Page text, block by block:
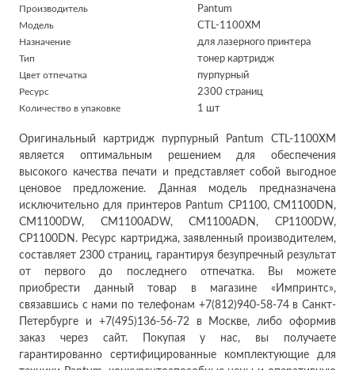
Pantum
Производитель
CTL-1100XM
Модель
для лазерного принтера
Назначение
тонер картридж
Тип
пурпурный
Цвет отпечатка
2300 страниц
Ресурс
1 шт
Количество в упаковке
Оригинальный картридж пурпурный Pantum CTL-1100XM
является оптимальным решением для обеспечения
высокого качества печати и представляет собой выгодное
ценовое предложение. Данная модель предназначена
исключительно для принтеров Pantum CP1100, CM1100DN,
CM1100DW, CM1100ADW, CM1100ADN, CP1100DW,
CP1100DN. Ресурс картриджа, заявленный производителем,
составляет 2300 страниц, гарантируя безупречный результат
от первого до последнего отпечатка. Вы можете
приобрести данный товар в магазине «Импринтс»,
связавшись с нами по телефонам +7(812)940-58-74 в Санкт-
Петербурге и +7(495)136-56-72 в Москве, либо оформив
заказ через сайт. Покупая у нас, вы получаете
гарантированно сертифицированные комплектующие для